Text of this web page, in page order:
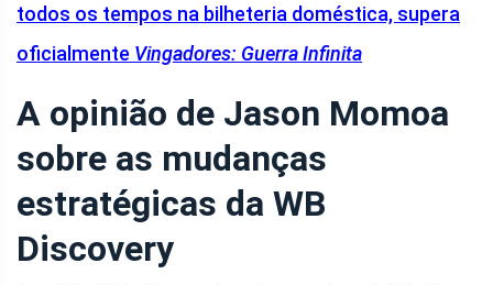
todos os tempos na bilheteria doméstica, supera
oficialmente Vingadores: Guerra Infinita
A opinião de Jason Momoa
sobre as mudanças
estratégicas da WB
Discovery